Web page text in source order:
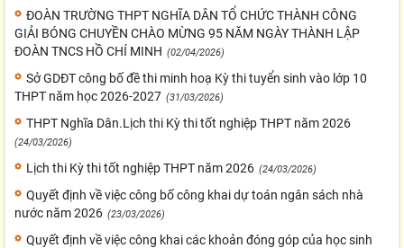
ĐOÀN TRƯỜNG THPT NGHĨA DÂN TỔ CHỨC THÀNH CÔNG
GIẢI BÓNG CHUYỀN CHÀO MỪNG 95 NĂM NGÀY THÀNH LẬP
ĐOÀN TNCS HỒ CHÍ MINH (02/04/2026)
Sở GDĐT công bố đề thi minh hoạ Kỳ thi tuyển sinh vào lớp 10
THPT năm học 2026-2027 (31/03/2026)
THPT Nghĩa Dân.Lịch thi Kỳ thi tốt nghiệp THPT năm 2026
(24/03/2026)
Lịch thi Kỳ thi tốt nghiệp THPT năm 2026 (24/03/2026)
Quyết định về việc công bố công khai dự toán ngân sách nhà
nước năm 2026 (23/03/2026)
Quyết định về việc công khai các khoản đóng góp của học sinh